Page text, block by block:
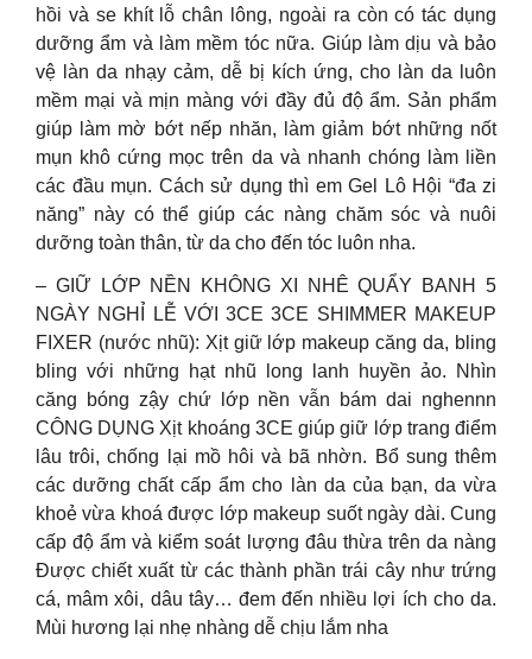
hồi và se khít lỗ chân lông, ngoài ra còn có tác dụng
dưỡng ẩm và làm mềm tóc nữa. Giúp làm dịu và bảo
vệ làn da nhạy cảm, dễ bị kích ứng, cho làn da luôn
mềm mại và mịn màng với đầy đủ độ ẩm. Sản phẩm
giúp làm mờ bớt nếp nhăn, làm giảm bớt những nốt
mụn khô cứng mọc trên da và nhanh chóng làm liền
các đầu mụn. Cách sử dụng thì em Gel Lô Hội “đa zi
năng” này có thể giúp các nàng chăm sóc và nuôi
dưỡng toàn thân, từ da cho đến tóc luôn nha.
– GIỮ LỚP NỀN KHÔNG XI NHÊ QUẨY BANH 5
NGÀY NGHỈ LỄ VỚI 3CE 3CE SHIMMER MAKEUP
FIXER (nước nhũ): Xịt giữ lớp makeup căng da, bling
bling với những hạt nhũ long lanh huyền ảo. Nhìn
căng bóng zậy chứ lớp nền vẫn bám dai nghennn
CÔNG DỤNG Xịt khoáng 3CE giúp giữ lớp trang điểm
lâu trôi, chống lại mồ hôi và bã nhờn. Bổ sung thêm
các dưỡng chất cấp ẩm cho làn da của bạn, da vừa
khoẻ vừa khoá được lớp makeup suốt ngày dài. Cung
cấp độ ẩm và kiểm soát lượng đâu thừa trên da nàng
Được chiết xuất từ các thành phần trái cây như trứng
cá, mâm xôi, dâu tây… đem đến nhiều lợi ích cho da.
Mùi hương lại nhẹ nhàng dễ chịu lắm nha